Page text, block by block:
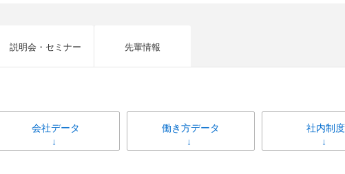
説明会・セミナー 先輩情報
会社データ 働き方データ 社内制度